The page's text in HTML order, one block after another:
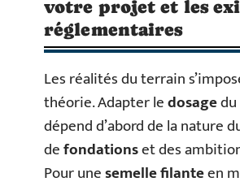
votre projet et les
réglementaires
Les réalités du terrain
théorie. Adapter ledosage
dépend d’abord de la nature
defondationset des
Pour unesemelle filanteen